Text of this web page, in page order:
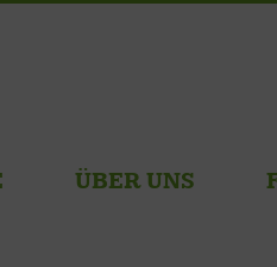
ÜBER UNS